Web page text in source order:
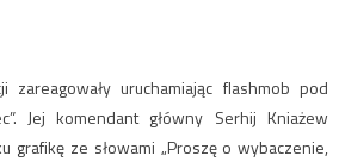
zareagowały uruchamiając flashmob pod
Jej komendant główny Serhij Kniażew
grafikę ze słowami „Proszę o wybaczenie,